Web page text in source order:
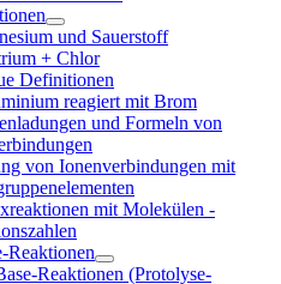
und Sauerstoff
+ Chlor
Definitionen
reagiert mit Brom
und Formeln von
von Ionenverbindungen mit
mit Molekülen -
Reaktionen
Reaktionen (Protolyse-